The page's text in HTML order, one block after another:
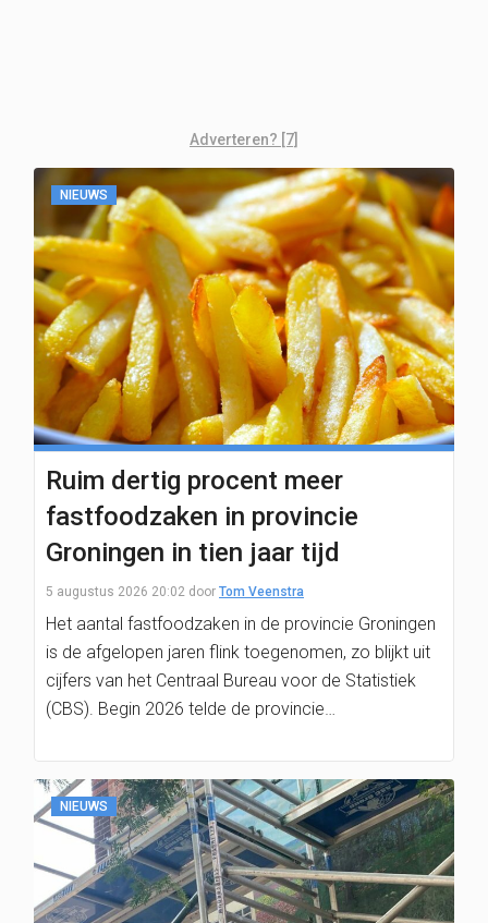
NIEUWS
Ruim dertig procent meer
fastfoodzaken in provincie
Groningen in tien jaar tijd
5 augustus 2026 20:02 door Tom Veenstra
Het aantal fastfoodzaken in de provincie Groningen
is de afgelopen jaren flink toegenomen, zo blijkt uit
cijfers van het Centraal Bureau voor de Statistiek
(CBS). Begin 2026 telde de provincie…
NIEUWS
Adverteren? [7]